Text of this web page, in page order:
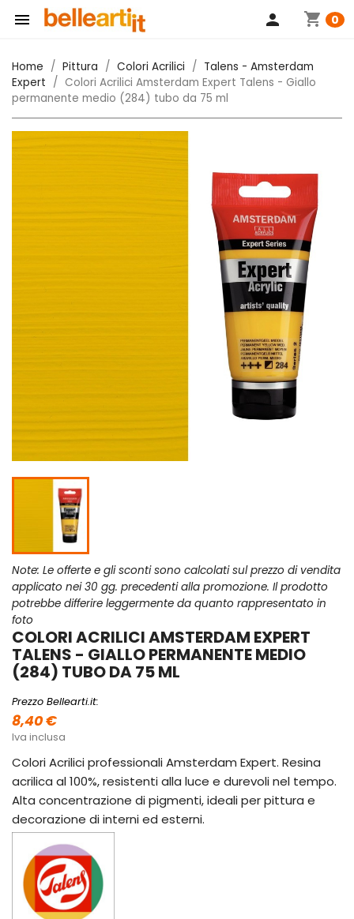
 shopping_cart 0
person
Home Pittura Colori Acrilici
Talens - Amsterdam
Expert
Colori Acrilici Amsterdam Expert Talens - Giallo
permanente medio (284) tubo da 75 ml
Note: Le offerte e gli sconti sono calcolati sul prezzo di vendita
applicato nei 30 gg. precedenti alla promozione. Il prodotto
potrebbe differire leggermente da quanto rappresentato in
foto
COLORI ACRILICI AMSTERDAM EXPERT
TALENS - GIALLO PERMANENTE MEDIO
(284) TUBO DA 75 ML
Prezzo Bellearti.it:
8,40 €
Iva inclusa
Colori Acrilici professionali Amsterdam Expert. Resina
acrilica al 100%, resistenti alla luce e durevoli nel tempo.
Alta concentrazione di pigmenti, ideali per pittura e
decorazione di interni ed esterni.